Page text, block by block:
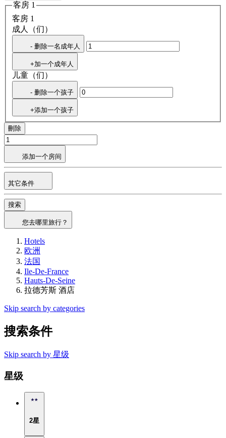
客房 1
客房 1
成人（们）
- 删除一名成年人
+加一个成年人
儿童（们）
- 删除一个孩子
+添加一个孩子
刪除
添加一个房间
其它条件
搜索
您去哪里旅行？
Hotels
欧洲
法国
Ile-De-France
Hauts-De-Seine
拉德芳斯 酒店
Skip search by categories
搜索条件
Skip search by 星级
星级
2星